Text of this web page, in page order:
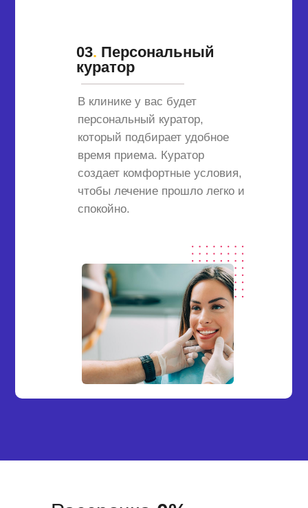
В клинике у вас будет
персональный куратор,
который подбирает удобное
время приема. Куратор
создает комфортные условия,
чтобы лечение прошло легко и
спокойно.
03. Персональный
куратор